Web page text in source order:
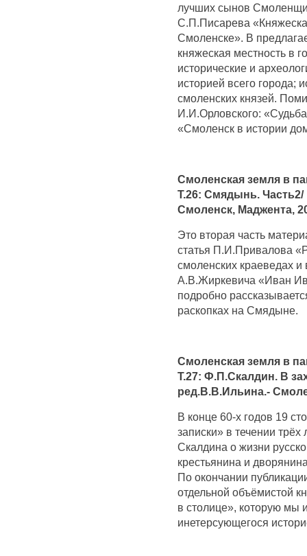
лучших сынов
С.П.Писарева
Смоленске». В
княжеская местность в
исторические и
историей всего города;
смоленских князей.
И.И.Орловского:
«Смоленск в истории
Смоленская земля в
Т.26: Смядынь.
Смоленск, Маджента,
Это вторая часть
статья П.И.Привалова
смоленских краеведах
А.В.Жиркевича «Иван
подробно
раскопках на Смядыне.
Смоленская земля в
Т.27: Ф.П.Скалдин. В
ред.В.В.Ильина.-
В конце 60-х годов 19
записки» в течении трёх
Скалдина о жизни
крестьянина и
По окончании
отдельной объёмистой
в столице», которую мы
инетерсующегося